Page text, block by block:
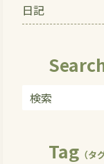
日記
Tag（タグ